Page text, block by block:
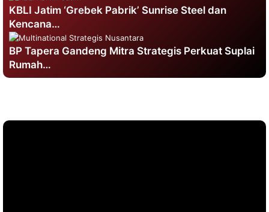
KBLI Jatim ‘Grebek Pabrik’ Sunrise Steel dan
Kencana…
BP Tapera Gandeng Mitra Strategis Perkuat Suplai
Rumah…